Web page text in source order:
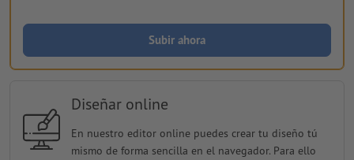
Subir ahora
Diseñar online
En nuestro editor online puedes crear tu diseño tú
mismo de forma sencilla en el navegador. Para ello